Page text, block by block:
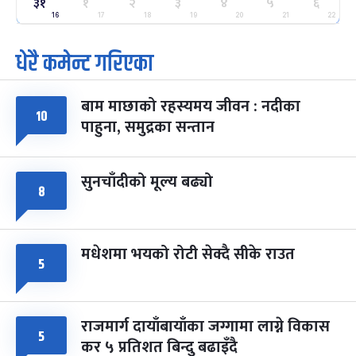
२५
मंगल फाल्गुन २५, २०८३ Mar 9, 2027
७
आइत
पूर्णिमा व्रत
चैत्र ७, २०८३-Mar 21, 2027
८ फागुपूर्णिमा
चैत्र ८, २०८३-Mar 22, 2027
७ महिना बाँकी
16 17 18 19 20 21 22
धेरै कमेन्ट गरिएका
१० बाम माछाको रहस्यमय जीवन : नदीका
पाहुना, समुद्रका सन्तान
८ सुनचाँदीको मूल्य बढ्यो
५ मधेशमा भयको रोटी सेक्दै सीके राउत
५ राजमार्ग दायाँबायाँका जग्गामा लाग्ने विकास
कर ५ प्रतिशत बिन्दु बढाइँदै